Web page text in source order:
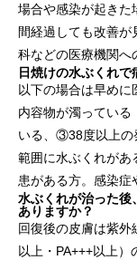
場合や感染が起きた
間経過しても改善が
科などの医療機関へ
日焼けの水ぶくれ
以下の場合は早め
内容物が濁ってい
いる、③38度以上の
範囲に水ぶくれが
患がある方。感染症
水ぶくれが治った後
ありますか？
回復後の皮膚は紫
以上・PA+++以上